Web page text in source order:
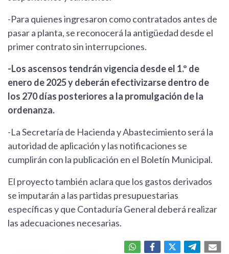
-Para quienes ingresaron como contratados antes de
pasar a planta, se reconocerá la antigüedad desde el
primer contrato sin interrupciones.
-Los ascensos tendrán vigencia desde el 1.º de
enero de 2025 y deberán efectivizarse dentro de
los 270 días posteriores a la promulgación de la
ordenanza.
-La Secretaría de Hacienda y Abastecimiento será la
autoridad de aplicación y las notificaciones se
cumplirán con la publicación en el Boletín Municipal.
El proyecto también aclara que los gastos derivados
se imputarán a las partidas presupuestarias
específicas y que Contaduría General deberá realizar
las adecuaciones necesarias.